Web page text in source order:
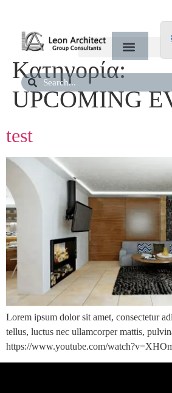
Κατηγορία:
UPCOMING
test
Lorem ipsum dolor sit amet, consectetur
tellus, luctus nec ullamcorper mattis,
https://www.youtube.com/